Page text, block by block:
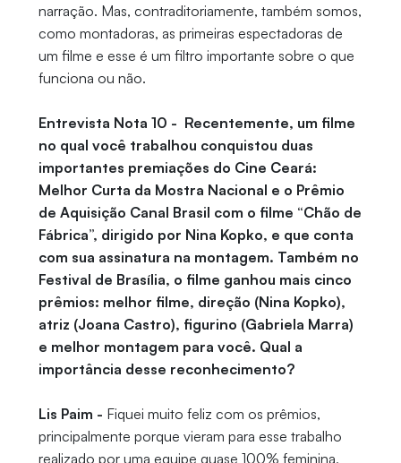
narração. Mas, contraditoriamente, também somos,
como montadoras, as primeiras espectadoras de
um filme e esse é um filtro importante sobre o que
funciona ou não.
Entrevista Nota 10 - Recentemente, um filme
no qual você trabalhou conquistou duas
importantes premiações do Cine Ceará:
Melhor Curta da Mostra Nacional e o Prêmio
de Aquisição Canal Brasil com o filme “Chão de
Fábrica”, dirigido por Nina Kopko, e que conta
com sua assinatura na montagem. Também no
Festival de Brasília, o filme ganhou mais cinco
prêmios: melhor filme, direção (Nina Kopko),
atriz (Joana Castro), figurino (Gabriela Marra)
e melhor montagem para você. Qual a
importância desse reconhecimento?
Lis Paim - Fiquei muito feliz com os prêmios,
principalmente porque vieram para esse trabalho
realizado por uma equipe quase 100% feminina,